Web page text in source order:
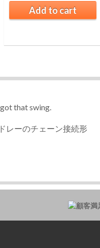
Add to cart
that swing.
レーのチェーン接続形